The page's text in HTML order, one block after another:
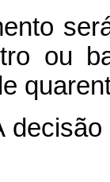
ou